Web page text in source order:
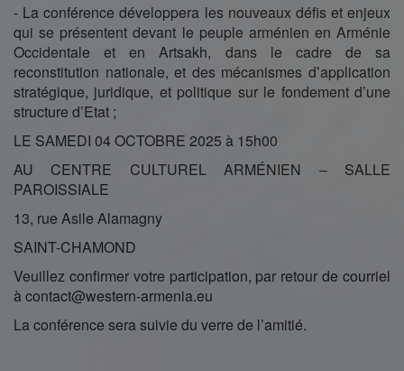
- La conférence développera les nouveaux défis et enjeux
qui se présentent devant le peuple arménien en Arménie
Occidentale et en Artsakh, dans le cadre de sa
reconstitution nationale, et des mécanismes d’application
stratégique, juridique, et politique sur le fondement d’une
structure d’Etat ;
LE SAMEDI 04 OCTOBRE 2025 à 15h00
AU CENTRE CULTUREL ARMÉNIEN – SALLE
PAROISSIALE
13, rue Asile Alamagny
SAINT-CHAMOND
Veuillez confirmer votre participation, par retour de courriel
à contact@western-armenia.eu
La conférence sera suivie du verre de l’amitié.